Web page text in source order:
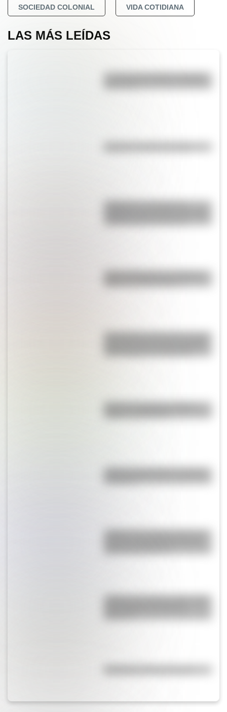
SOCIEDAD COLONIAL VIDA COTIDIANA
LAS MÁS LEÍDAS
La vida de San Martín contada
Inhibición conductual: la
Parque Ibirapuera, el "Central
San Clemente del Tuyú: conocé
más visitadas de Argentina
Bandera de Bolivia: historia,
¿Sabías que Argentina tuvo la
alta de Sudamérica?
¿Sabías que Buenos Aires tiene
Romano?